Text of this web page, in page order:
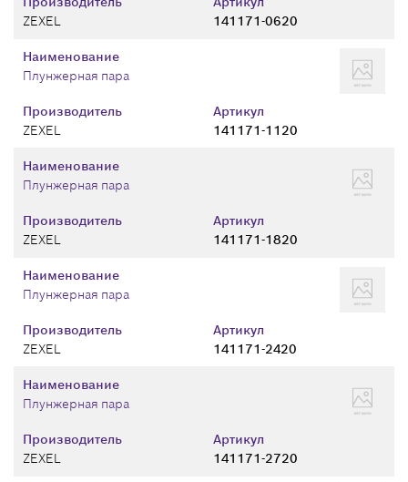
ZEXEL
141171-0620
Производитель
ZEXEL
Артикул
141171-1120
Наименование
Плунжерная пара
Производитель
ZEXEL
Артикул
141171-1820
Наименование
Плунжерная пара
Производитель
ZEXEL
Артикул
141171-2420
Наименование
Плунжерная пара
Производитель
ZEXEL
Артикул
141171-2720
Наименование
Плунжерная пара